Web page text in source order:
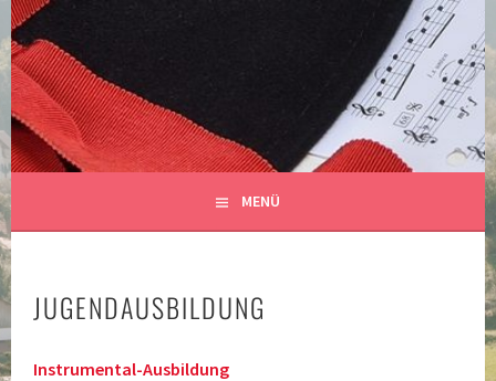
Springe
zum
Inhalt
MUSIKKAPELLE
SIBRATSHOFEN E.V.
MENÜ
JUGENDAUSBILDUNG
Instrumental-Ausbildung